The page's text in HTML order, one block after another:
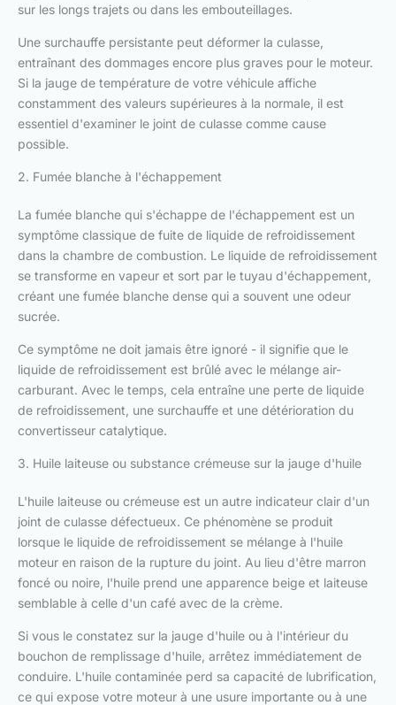
sur les longs trajets ou dans les embouteillages.
Une surchauffe persistante peut déformer la culasse,
entraînant des dommages encore plus graves pour le moteur.
Si la jauge de température de votre véhicule affiche
constamment des valeurs supérieures à la normale, il est
essentiel d'examiner le joint de culasse comme cause
possible.
2. Fumée blanche à l'échappement
La fumée blanche qui s'échappe de l'échappement est un
symptôme classique de fuite de liquide de refroidissement
dans la chambre de combustion. Le liquide de refroidissement
se transforme en vapeur et sort par le tuyau d'échappement,
créant une fumée blanche dense qui a souvent une odeur
sucrée.
Ce symptôme ne doit jamais être ignoré - il signifie que le
liquide de refroidissement est brûlé avec le mélange air-
carburant. Avec le temps, cela entraîne une perte de liquide
de refroidissement, une surchauffe et une détérioration du
convertisseur catalytique.
3. Huile laiteuse ou substance crémeuse sur la jauge d'huile
L'huile laiteuse ou crémeuse est un autre indicateur clair d'un
joint de culasse défectueux. Ce phénomène se produit
lorsque le liquide de refroidissement se mélange à l'huile
moteur en raison de la rupture du joint. Au lieu d'être marron
foncé ou noire, l'huile prend une apparence beige et laiteuse
semblable à celle d'un café avec de la crème.
Si vous le constatez sur la jauge d'huile ou à l'intérieur du
bouchon de remplissage d'huile, arrêtez immédiatement de
conduire. L'huile contaminée perd sa capacité de lubrification,
ce qui expose votre moteur à une usure importante ou à une